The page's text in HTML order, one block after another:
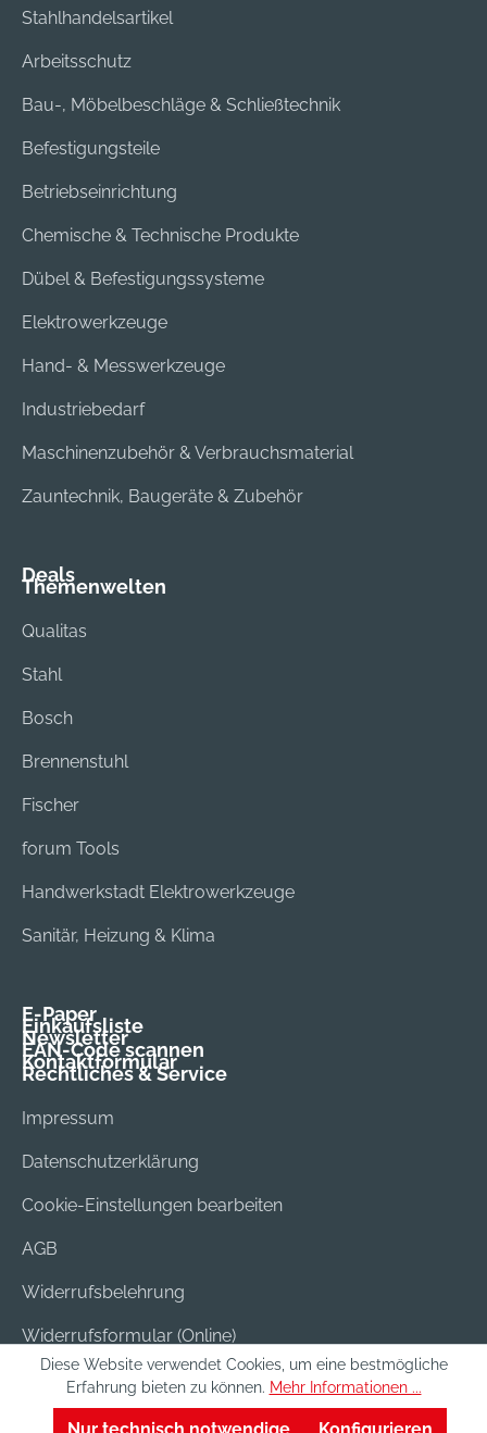
Stahlhandelsartikel
Arbeitsschutz
Bau-, Möbelbeschläge & Schließtechnik
Befestigungsteile
Betriebseinrichtung
Chemische & Technische Produkte
Dübel & Befestigungssysteme
Elektrowerkzeuge
Hand- & Messwerkzeuge
Industriebedarf
Maschinenzubehör & Verbrauchsmaterial
Zauntechnik, Baugeräte & Zubehör
Deals
Themenwelten
Qualitas
Stahl
Bosch
Brennenstuhl
Fischer
forum Tools
Handwerkstadt Elektrowerkzeuge
Sanitär, Heizung & Klima
E-Paper
Einkaufsliste
Newsletter
EAN-Code scannen
Kontaktformular
Rechtliches & Service
Impressum
Datenschutzerklärung
Cookie-Einstellungen bearbeiten
AGB
Widerrufsbelehrung
Widerrufsformular (Online)
Versand & Bezahlung
Batterieentsorgung
Diese Website verwendet Cookies, um eine bestmögliche
Erfahrung bieten zu können. Mehr Informationen ...